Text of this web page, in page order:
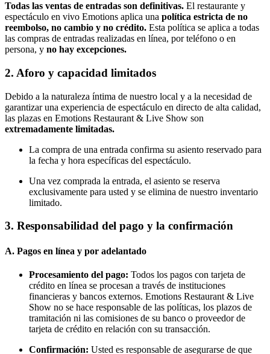
Todas las ventas de entradas son definitivas. El restaurante y
espectáculo en vivo Emotions aplica una política estricta de no
reembolso, no cambio y no crédito. Esta política se aplica a todas
las compras de entradas realizadas en línea, por teléfono o en
persona, y no hay excepciones.
2. Aforo y capacidad limitados
Debido a la naturaleza íntima de nuestro local y a la necesidad de
garantizar una experiencia de espectáculo en directo de alta calidad,
las plazas en Emotions Restaurant & Live Show son
extremadamente limitadas.
La compra de una entrada confirma su asiento reservado para
la fecha y hora específicas del espectáculo.
Una vez comprada la entrada, el asiento se reserva
exclusivamente para usted y se elimina de nuestro inventario
limitado.
3. Responsabilidad del pago y la confirmación
A. Pagos en línea y por adelantado
Procesamiento del pago: Todos los pagos con tarjeta de
crédito en línea se procesan a través de instituciones
financieras y bancos externos. Emotions Restaurant & Live
Show no se hace responsable de las políticas, los plazos de
tramitación ni las comisiones de su banco o proveedor de
tarjeta de crédito en relación con su transacción.
Confirmación: Usted es responsable de asegurarse de que